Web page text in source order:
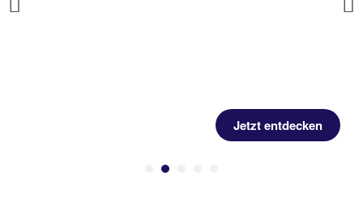
Previous
Jetzt entdecken